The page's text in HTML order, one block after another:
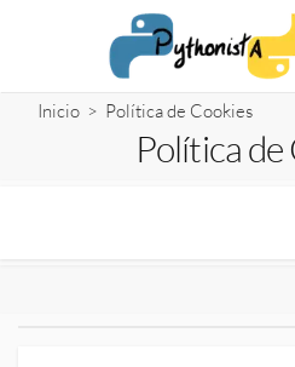
Inicio > Política de Cookies
Política de